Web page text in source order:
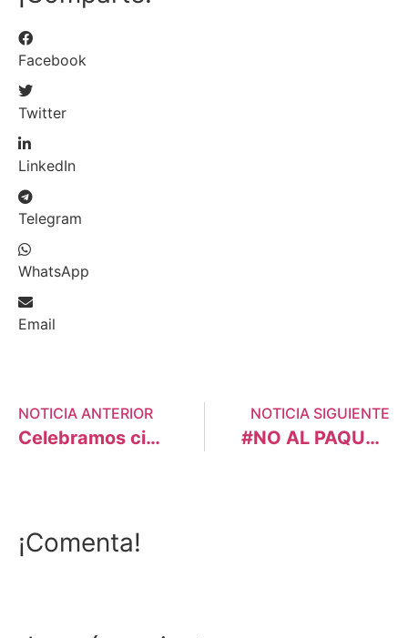
Facebook
Twitter
LinkedIn
Telegram
WhatsApp
Email
NOTICIA ANTERIOR
Celebramos cinco años de lucha contra el Cambio Climático
NOTICIA SIGUIENTE
#NO AL PAQUETAZO CASTILLA
¡Comenta!